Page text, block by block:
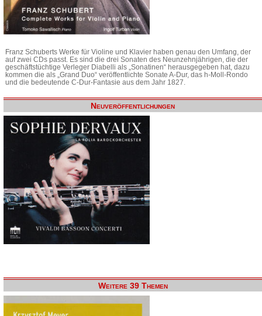
Franz Schuberts Werke für Violine und Klavier haben genau den Umfang, der
auf zwei CDs passt. Es sind die drei Sonaten des Neunzehnjährigen, die der
geschäftstüchtige Verleger Diabelli als „Sonatinen“ herausgegeben hat, dazu
kommen die als „Grand Duo“ veröffentlichte Sonate A-Dur, das h-Moll-Rondo
und die bedeutende C-Dur-Fantasie aus dem Jahr 1827.
Neuveröffentlichungen
Weitere 39 Themen